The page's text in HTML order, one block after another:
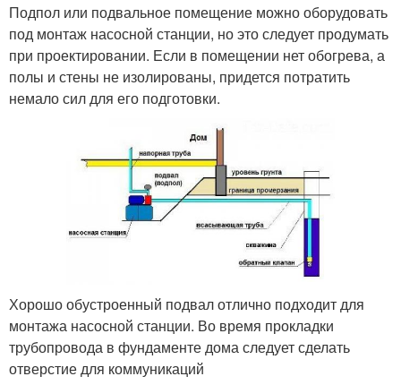
Подпол или подвальное помещение можно оборудовать
под монтаж насосной станции, но это следует продумать
при проектировании. Если в помещении нет обогрева, а
полы и стены не изолированы, придется потратить
немало сил для его подготовки.
Хорошо обустроенный подвал отлично подходит для
монтажа насосной станции. Во время прокладки
трубопровода в фундаменте дома следует сделать
отверстие для коммуникаций